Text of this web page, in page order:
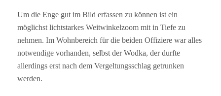
Um die Enge gut im Bild erfassen zu können ist ein
möglichst lichtstarkes Weitwinkelzoom mit in Tiefe zu
nehmen. Im Wohnbereich für die beiden Offiziere war alles
notwendige vorhanden, selbst der Wodka, der durfte
allerdings erst nach dem Vergeltungsschlag getrunken
werden.